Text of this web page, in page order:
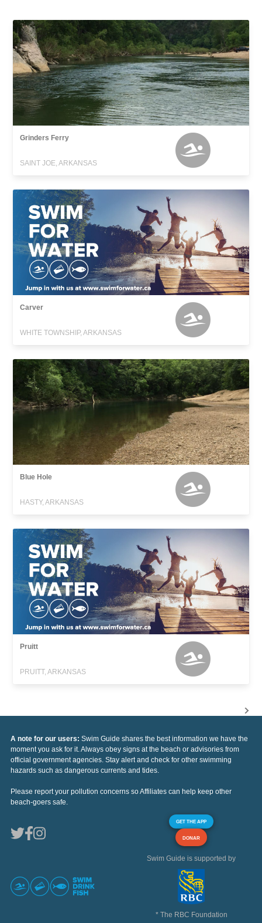
Grinders Ferry
SAINT JOE, ARKANSAS
Carver
WHITE TOWNSHIP, ARKANSAS
Blue Hole
HASTY, ARKANSAS
Pruitt
PRUITT, ARKANSAS
A note for our users: Swim Guide shares the best information we have the
moment you ask for it. Always obey signs at the beach or advisories from
official government agencies. Stay alert and check for other swimming
hazards such as dangerous currents and tides.
Please report your pollution concerns so Affiliates can help keep other
beach-goers safe.
GET THE APP
DONAR
Swim Guide is supported by
* The RBC Foundation